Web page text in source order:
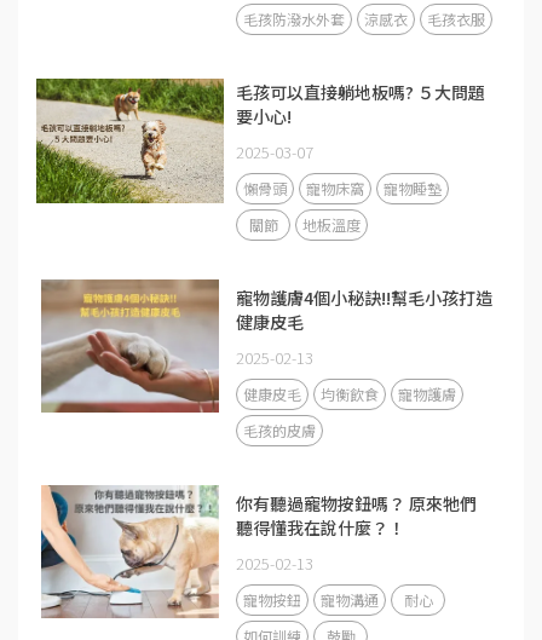
毛孩防潑水外套
涼感衣 毛孩衣服
毛孩可以直接躺地板嗎? ５大問題
要小心!
2025-03-07
懶骨頭 寵物床窩
寵物睡墊
關節
地板溫度
寵物護膚4個小秘訣!!幫毛小孩打造
健康皮毛
2025-02-13
健康皮毛 均衡飲食
寵物護膚
毛孩的皮膚
你有聽過寵物按鈕嗎？ 原來牠們
聽得懂我在說什麼？！
2025-02-13
寵物按鈕 寵物溝通
耐心
如何訓練
鼓勵